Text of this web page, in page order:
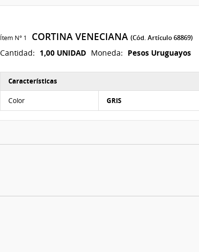
Ítem Nº 1 CORTINA VENECIANA (Cód. Artículo 68869)
Cantidad: 1,00 UNIDAD Moneda: Pesos Uruguayos
Características
Color GRIS